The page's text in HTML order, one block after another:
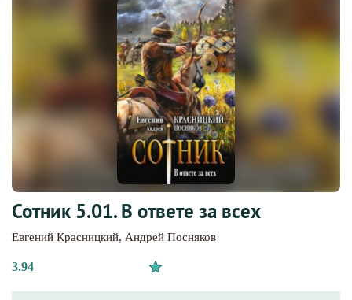
Сотник 5.01. В ответе за всех
Евгений Красницкий, Андрей Посняков
3.94